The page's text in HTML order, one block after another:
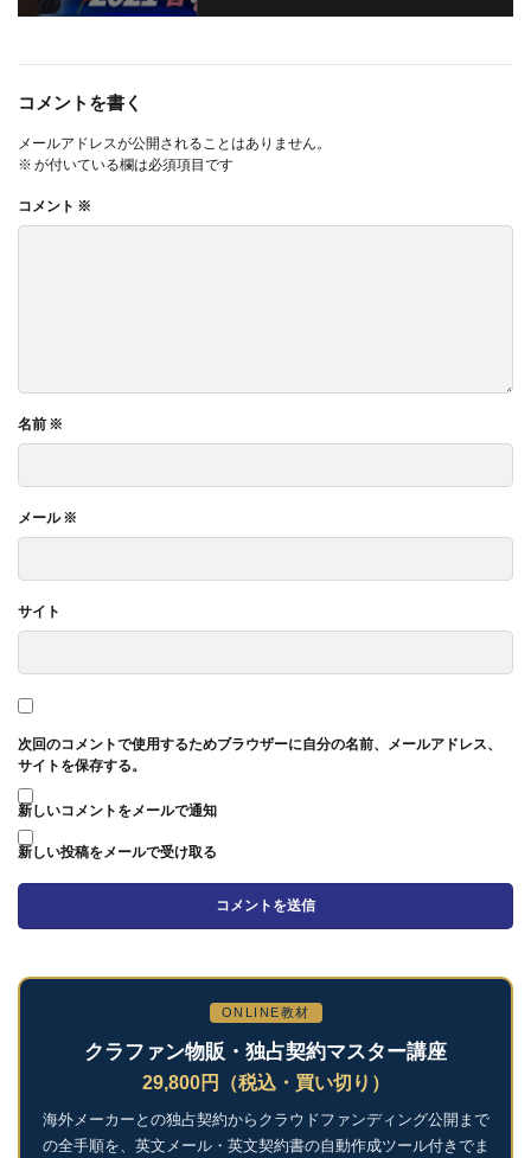
コメントを書く
メールアドレスが公開されることはありません。
※ が付いている欄は必須項目です
コメント ※
名前 ※
メール※
サイト
次回のコメントで使用するためブラウザーに自分の名前、メールアドレス、
サイトを保存する。
新しいコメントをメールで通知
新しい投稿をメールで受け取る
ONLINE教材
クラファン物販・独占契約マスター講座
29,800円（税込・買い切り）
海外メーカーとの独占契約からクラウドファンディング公開まで
の全手順を、英文メール・英文契約書の自動作成ツール付きでま